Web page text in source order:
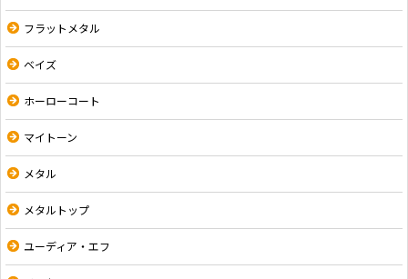
フラットメタル
ベイズ
ホーローコート
マイトーン
メタル
メタルトップ
ユーディア・エフ